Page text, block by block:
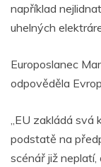
například
uhelných
Europoslanec
odpověděla
„EU zakládá
podstatě na
scénář již